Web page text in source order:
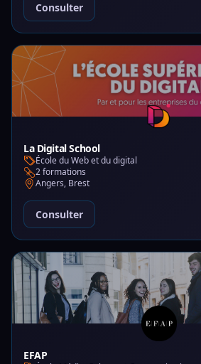
Consulter
La Digital School
École du Web et du digital
2 formations
Angers, Brest
Consulter
EFAP